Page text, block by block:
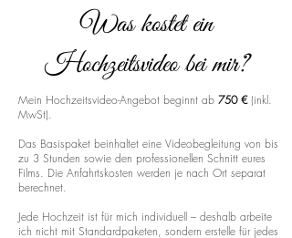
Was kostet ein
Hochzeitsvideo bei mir?
Mein Hochzeitsvideo-Angebot beginnt ab 750 € (inkl.
MwSt).
Das Basispaket beinhaltet eine Videobegleitung von bis
zu 3 Stunden sowie den professionellen Schnitt eures
Films. Die Anfahrtskosten werden je nach Ort separat
berechnet.
Jede Hochzeit ist für mich individuell – deshalb arbeite
ich nicht mit Standardpaketen, sondern erstelle für jedes